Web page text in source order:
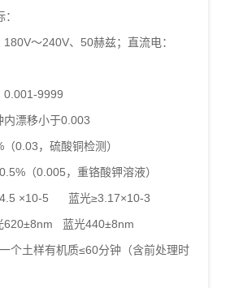
～240V、50赫兹；直流电：
9999
漂移小于0.003
0.03，硫酸铜检测）
（0.005，重铬酸钾溶液）
×10-5 蓝光≥3.17×10-3
蓝光440±8nm
土样有机质≤60分钟（含前处理时